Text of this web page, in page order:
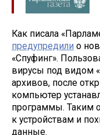
Как писала
предупредили о
«Спуфинг».
вирусы под видом
архивов, после
компьютер
программы. Таким
к устройствам и
данные.